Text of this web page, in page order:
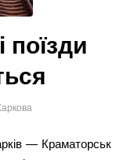
поїзди
— Краматорськ